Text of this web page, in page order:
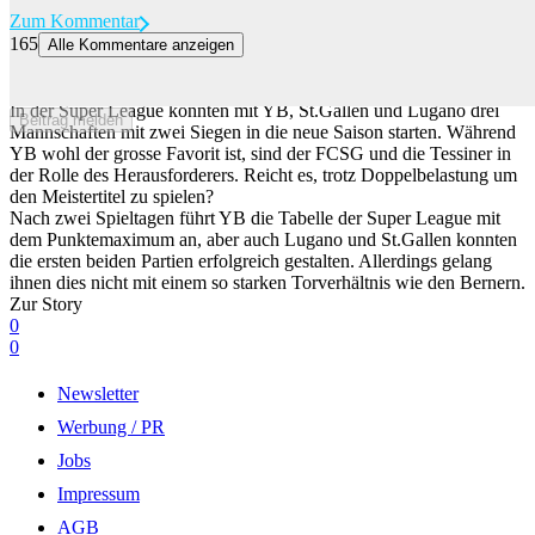
Beitrag melden
Zum Kommentar
165 Alle Kommentare anzeigen
In der Super League konnten mit YB, St.Gallen und Lugano drei
Mannschaften mit zwei Siegen in die neue Saison starten. Während
YB wohl der grosse Favorit ist, sind der FCSG und die Tessiner in
der Rolle des Herausforderers. Reicht es, trotz Doppelbelastung um
den Meistertitel zu spielen?
Nach zwei Spieltagen führt YB die Tabelle der Super League mit
dem Punktemaximum an, aber auch Lugano und St.Gallen konnten
die ersten beiden Partien erfolgreich gestalten. Allerdings gelang
ihnen dies nicht mit einem so starken Torverhältnis wie den Bernern.
Zur Story
0
0
Newsletter
Werbung / PR
Jobs
Impressum
AGB